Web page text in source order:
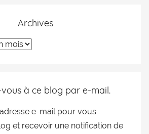
Archives
à ce blog par e-mail.
e-mail pour vous
et recevoir une notification de